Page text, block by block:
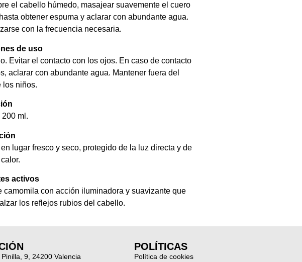
el cabello húmedo, masajear suavemente el cuero
obtener espuma y aclarar con abundante agua.
con la frecuencia necesaria.
de uso
Evitar el contacto con los ojos. En caso de contacto
aclarar con abundante agua. Mantener fuera del
los niños.
200 ml.
lugar fresco y seco, protegido de la luz directa y de
activos
camomila con acción iluminadora y suavizante que
los reflejos rubios del cabello.
9, 24200 Valencia
POLÍTICAS
Política de cookies